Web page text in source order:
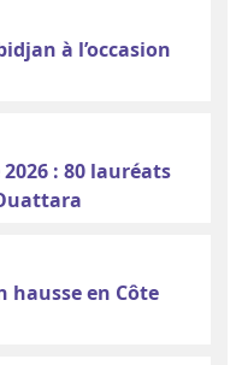
à l’occasion
: 80 lauréats
hausse en Côte